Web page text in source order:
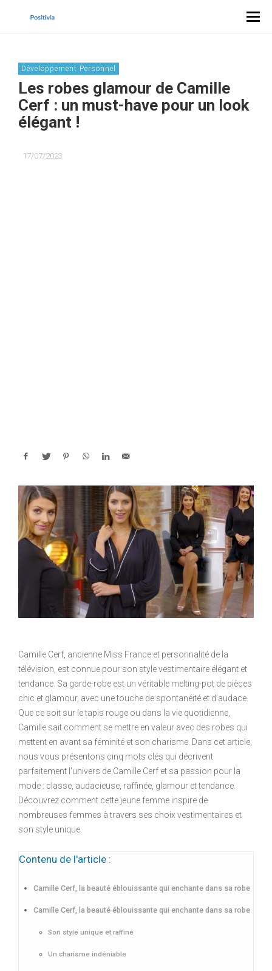
Développement Personnel
Les robes glamour de Camille
Cerf : un must-have pour un look
élégant !
17/07/2023
Camille Cerf, ancienne Miss France et personnalité de la
télévision, est connue pour son style vestimentaire élégant et
tendance. Sa garde-robe est un véritable melting-pot de pièces
chic et glamour, avec une touche de spontanéité et d’audace.
Que ce soit sur le tapis rouge ou dans la vie quotidienne,
Camille sait comment se mettre en valeur avec des robes qui
mettent en avant sa féminité et son charisme. Dans cet article,
nous vous présentons cinq mots clés qui décrivent
parfaitement l’univers de Camille Cerf et sa passion pour la
mode : classe, audacieuse, raffinée, glamour et tendance.
Découvrez comment cette jeune femme inspire de
nombreuses femmes à travers ses choix vestimentaires et
son style unique.
Contenu de l'article :
Camille Cerf, la beauté éblouissante qui enchante dans sa robe
Camille Cerf, la beauté éblouissante qui enchante dans sa robe
Son style unique et raffiné
Un charisme indéniable